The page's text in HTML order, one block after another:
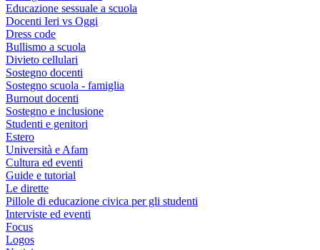
Educazione sessuale a scuola
Docenti Ieri vs Oggi
Dress code
Bullismo a scuola
Divieto cellulari
Sostegno docenti
Sostegno scuola - famiglia
Burnout docenti
Sostegno e inclusione
Studenti e genitori
Estero
Università e Afam
Cultura ed eventi
Guide e tutorial
Le dirette
Pillole di educazione civica per gli studenti
Interviste ed eventi
Focus
Logos